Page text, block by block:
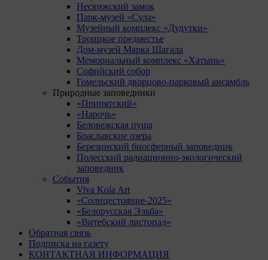
Несвижский замок
Парк-музей «Сула»
Музейный комплекс «Дудутки»
Троицкое предместье
Дом-музей Марка Шагала
Мемориальный комплекс «Хатынь»
Софийский собор
Гомельский дворцово-парковый ансамбль
Природные заповедники
«Припятский»
«Нарочь»
Беловежская пуща
Браславские озера
Березинский биосферный заповедник
Полесский радиационно-экологический
заповедник
События
Viva Kola Art
«Солнцестояние-2025»
«Белорусская Эльба»
«Витебский листопад»
Обратная связь
Подписка на газету
КОНТАКТНАЯ ИНФОРМАЦИЯ